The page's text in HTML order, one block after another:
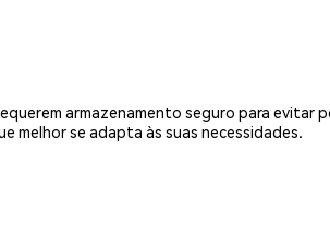
armazenamento seguro para evitar
melhor se adapta às suas necessidades.